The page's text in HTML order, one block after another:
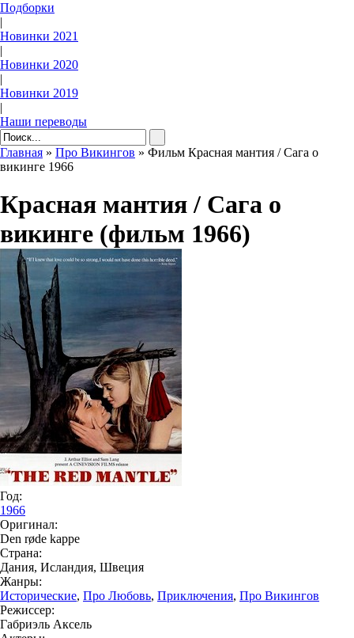
Подборки
|
Новинки 2021
|
Новинки 2020
|
Новинки 2019
|
Наши переводы
Главная » Про Викингов » Фильм Красная мантия / Сага о
викинге 1966
Красная мантия / Сага о
викинге (фильм 1966)
Год:
1966
Оригинал:
Den røde kappe
Страна:
Дания, Исландия, Швеция
Жанры:
Исторические, Про Любовь, Приключения, Про Викингов
Режиссер:
Габриэль Аксель